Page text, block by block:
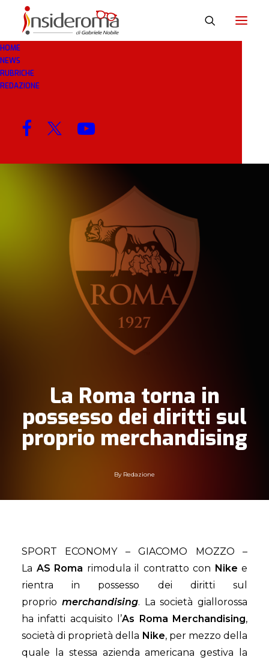
HOME
NEWS
RUBRICHE
REDAZIONE
21 GEN 2019
La Roma torna in
possesso dei diritti sul
proprio merchandising
By Redazione
SPORT ECONOMY – GIACOMO MOZZO –
La AS Roma rimodula il contratto con Nike e
rientra in possesso dei diritti sul
proprio merchandising. La società giallorossa
ha infatti acquisito l’As Roma Merchandising,
società di proprietà della Nike, per mezzo della
quale la stessa azienda americana gestiva la